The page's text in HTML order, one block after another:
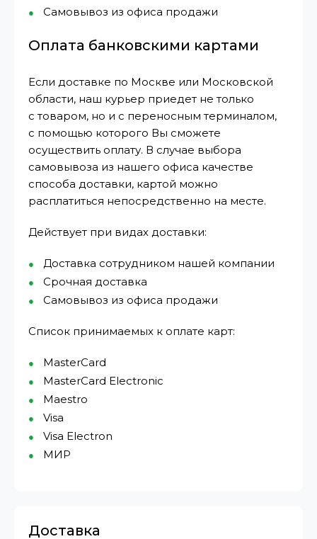
Самовывоз из офиса продажи
Оплата банковскими картами
Если доставке по Москве или Московской
области, наш курьер приедет не только
с товаром, но и с переносным терминалом,
с помощью которого Вы сможете
осуществить оплату. В случае выбора
самовывоза из нашего офиса качестве
способа доставки, картой можно
расплатиться непосредственно на месте.
Действует при видах доставки:
Доставка сотрудником нашей компании
Срочная доставка
Самовывоз из офиса продажи
Список принимаемых к оплате карт:
MasterCard
MasterCard Electronic
Maestro
Visa
Visa Electron
МИР⁠
Доставка